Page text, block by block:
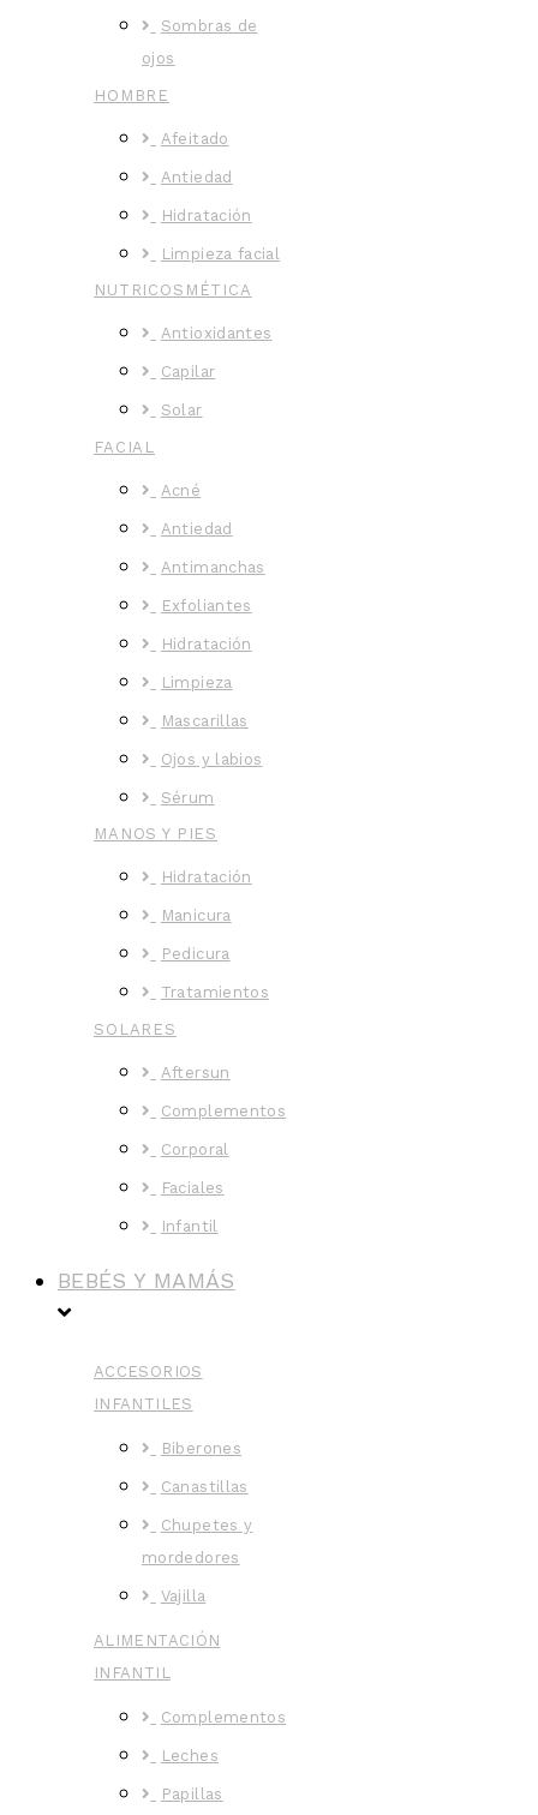
Sombras de
ojos
HOMBRE
Afeitado
Antiedad
Hidratación
Limpieza facial
NUTRICOSMÉTICA
Antioxidantes
Capilar
Solar
FACIAL
Acné
Antiedad
Antimanchas
Exfoliantes
Hidratación
Limpieza
Mascarillas
Ojos y labios
Sérum
MANOS Y PIES
Hidratación
Manicura
Pedicura
Tratamientos
SOLARES
Aftersun
Complementos
Corporal
Faciales
Infantil
BEBÉS Y MAMÁS
ACCESORIOS
INFANTILES
Biberones
Canastillas
Chupetes y
mordedores
Vajilla
ALIMENTACIÓN
INFANTIL
Complementos
Leches
Papillas